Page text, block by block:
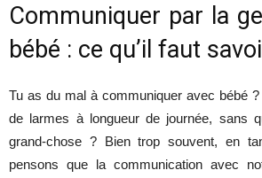
Communiquer par la
bébé : ce qu’il faut
Tu as du mal à communiquer avec bébé
de larmes à longueur de journée, sans
grand-chose ? Bien trop souvent, en
pensons que la communication avec